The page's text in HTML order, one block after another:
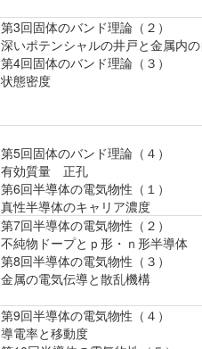
第3回固体のバンド理論（２）
深いポテンシャルの井戸と金属内
第4回固体のバンド理論（３）
状態密度
第5回固体のバンド理論（４）
有効質量 正孔
第6回半導体の電気物性（１）
真性半導体のキャリア濃度
第7回半導体の電気物性（２）
不純物ドープとｐ形・ｎ形半導体
第8回半導体の電気物性（３）
金属の電気伝導と散乱機構
第9回半導体の電気物性（４）
導電率と移動度